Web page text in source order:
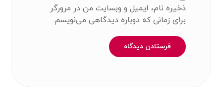
ذخیره نام، ایمیل و وبسایت من در مرورگر
برای زمانی که دوباره دیدگاهی می‌نویسم.
فرستادن دیدگاه